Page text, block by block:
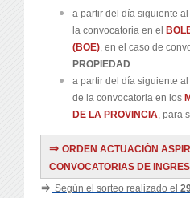
a partir del día siguiente
la convocatoria en el
(BOE) , en el caso de
PROPIEDAD
a partir del día siguiente
de la convocatoria en los
DE LA PROVINCIA , para
⇒ ORDEN ACTUACIÓN
CONVOCATORIAS DE
⇒ Según el sorteo realizado el